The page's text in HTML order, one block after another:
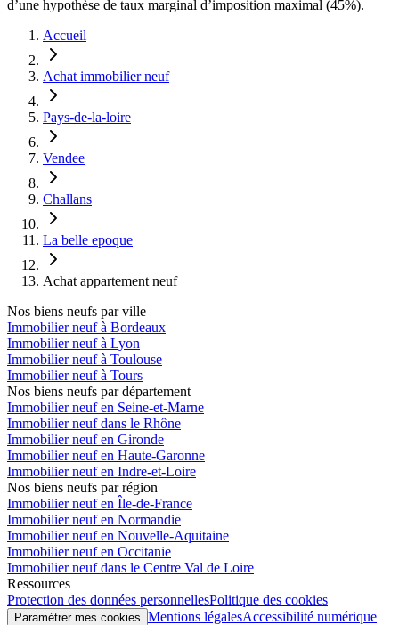
d’une hypothèse de taux marginal d’imposition maximal (45%).
Accueil
Achat immobilier neuf
Pays-de-la-loire
Vendee
Challans
La belle epoque
Achat appartement neuf
Nos biens neufs par ville
Immobilier neuf à Bordeaux
Immobilier neuf à Lyon
Immobilier neuf à Toulouse
Immobilier neuf à Tours
Nos biens neufs par département
Immobilier neuf en Seine-et-Marne
Immobilier neuf dans le Rhône
Immobilier neuf en Gironde
Immobilier neuf en Haute-Garonne
Immobilier neuf en Indre-et-Loire
Nos biens neufs par région
Immobilier neuf en Île-de-France
Immobilier neuf en Normandie
Immobilier neuf en Nouvelle-Aquitaine
Immobilier neuf en Occitanie
Immobilier neuf dans le Centre Val de Loire
Ressources
Protection des données personnellesPolitique des cookies
Paramétrer mes cookies Mentions légalesAccessibilité numérique